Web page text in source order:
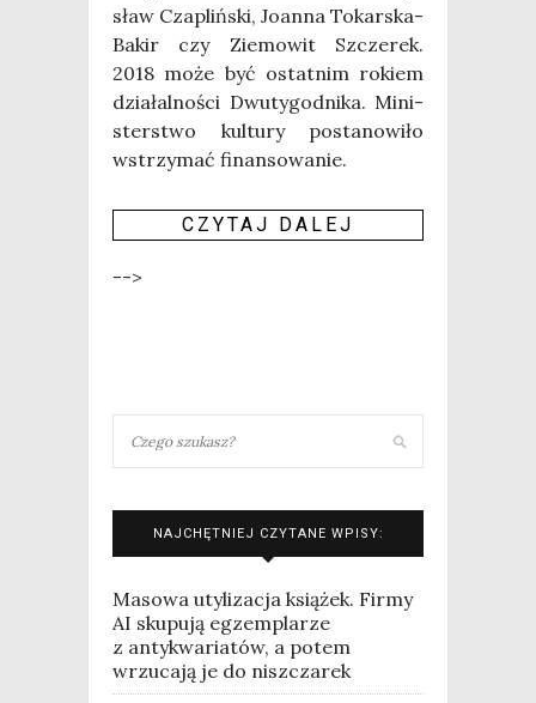
sław Cza­pliń­ski, Joan­na Tokar­ska-
Bakir czy Zie­mo­wit Szcze­rek.
2018 może być ostat­nim rokiem
dzia­łal­no­ści Dwu­ty­go­dni­ka. Mini­
ster­stwo kul­tu­ry posta­no­wi­ło
wstrzy­mać finan­so­wa­nie.
CZY­TAJ DALEJ
-->
NAJCHĘTNIEJ CZYTANE WPISY:
Masowa utylizacja książek. Firmy
AI skupują egzemplarze
z antykwariatów, a potem
wrzucają je do niszczarek